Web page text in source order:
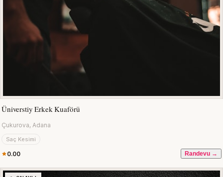
Üniverstiy Erkek Kuaförü
Çukurova, Adana
Saç Kesimi
0.00 Randevu →